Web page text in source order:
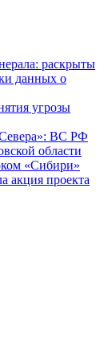
раскрыты
данных о
угрозы
ВС РФ
области
«Сибири»
акция проекта